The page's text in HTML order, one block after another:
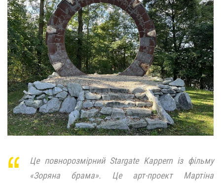
Це повнорозмірний Stargate Kappern із фільму
«Зоряна брама». Це арт-проект Мартіна